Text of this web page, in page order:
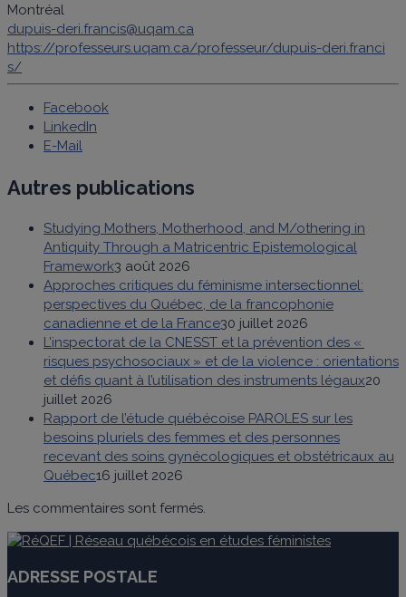
Montréal
dupuis-deri.francis@uqam.ca
https://professeurs.uqam.ca/professeur/dupuis-deri.franci
s/
Facebook
LinkedIn
E-Mail
Autres publications
Studying Mothers, Motherhood, and M/othering in
Antiquity Through a Matricentric Epistemological
Framework3 août 2026
Approches critiques du féminisme intersectionnel:
perspectives du Québec, de la francophonie
canadienne et de la France30 juillet 2026
L’inspectorat de la CNESST et la prévention des «
risques psychosociaux » et de la violence : orientations
et défis quant à l’utilisation des instruments légaux20
juillet 2026
Rapport de l’étude québécoise PAROLES sur les
besoins pluriels des femmes et des personnes
recevant des soins gynécologiques et obstétricaux au
Québec16 juillet 2026
Les commentaires sont fermés.
ADRESSE POSTALE